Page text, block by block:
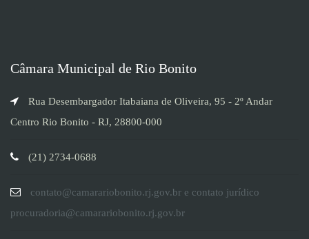
Câmara Municipal de Rio Bonito
Rua Desembargador Itabaiana de Oliveira, 95 - 2º Andar
Centro Rio Bonito - RJ, 28800-000
(21) 2734-0688
contato@camarariobonito.rj.gov.br e contato jurídico
procuradoria@camarariobonito.rj.gov.br